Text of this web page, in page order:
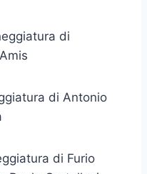
di
di Antonio
di Furio